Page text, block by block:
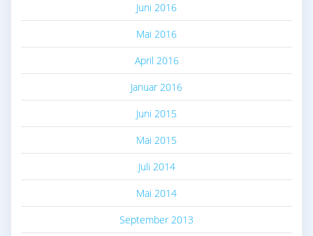
Juni 2016
Mai 2016
April 2016
Januar 2016
Juni 2015
Mai 2015
Juli 2014
Mai 2014
September 2013